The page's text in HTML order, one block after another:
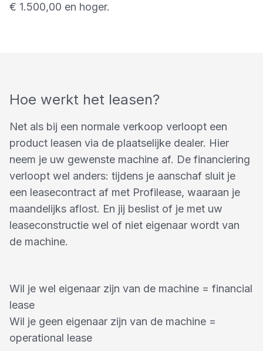
€ 1.500,00 en hoger.
Hoe werkt het leasen?
Net als bij een normale verkoop verloopt een
product leasen via de plaatselijke dealer. Hier
neem je uw gewenste machine af. De financiering
verloopt wel anders: tijdens je aanschaf sluit je
een leasecontract af met Profilease, waaraan je
maandelijks aflost. En jij beslist of je met uw
leaseconstructie wel of niet eigenaar wordt van
de machine.
Wil je wel eigenaar zijn van de machine = financial
lease
Wil je geen eigenaar zijn van de machine =
operational lease